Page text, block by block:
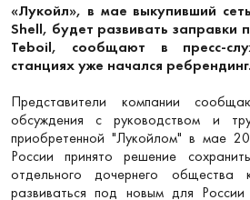
«Лукойл», в мае выкупивший
Shell, будет развивать заправки
Teboil, сообщают в пресс-
станциях уже начался ребрендинг.
Представители компании
обсуждения с руководством и
приобретенной "Лукойлом" в мае
России принято решение
отдельного дочернего
развиваться под новым для